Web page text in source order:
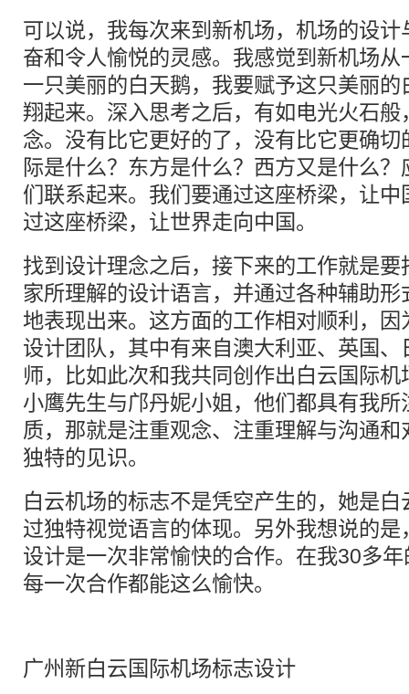
可以说，我每次来到新机场，机场的设
奋和令人愉悦的灵感。我感觉到新机场
一只美丽的白天鹅，我要赋予这只美丽
翔起来。深入思考之后，有如电光火石般
念。没有比它更好的了，没有比它更确
际是什么？东方是什么？西方又是什么
们联系起来。我们要通过这座桥梁，让
过这座桥梁，让世界走向中国。
找到设计理念之后，接下来的工作就是
家所理解的设计语言，并通过各种辅助
地表现出来。这方面的工作相对顺利，
设计团队，其中有来自澳大利亚、英国
师，比如此次和我共同创作出白云国际
小鹰先生与邝丹妮小姐，他们都具有我
质，那就是注重观念、注重理解与沟通
独特的见识。
白云机场的标志不是凭空产生的，她是
过独特视觉语言的体现。另外我想说的
设计是一次非常愉快的合作。在我30多
每一次合作都能这么愉快。
广州新白云国际机场标志设计